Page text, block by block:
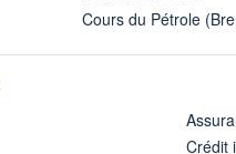
Cours du Pétrole
Crédit